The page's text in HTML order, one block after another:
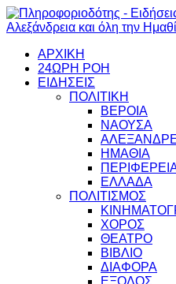
ΑΡΧΙΚΗ
24ΩΡΗ ΡΟΗ
ΕΙΔΗΣΕΙΣ
ΠΟΛΙΤΙΚΗ
ΒΕΡΟΙΑ
ΝΑΟΥΣΑ
ΗΜΑΘΙΑ
ΕΛΛΑΔΑ
ΠΟΛΙΤΙΣΜΟΣ
ΧΟΡΟΣ
ΘΕΑΤΡΟ
ΒΙΒΛΙΟ
ΔΙΑΦΟΡΑ
ΕΞΟΔΟΣ